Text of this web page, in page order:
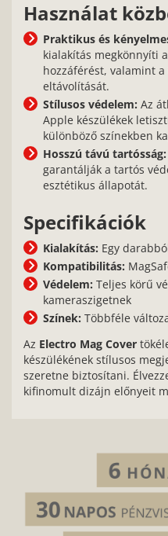
Használat
Praktikus és
kialakítás megkönnyíti
hozzáférést, valamint
eltávolítását.
Stílusos védelem: Az
Apple készülékek
különböző színekben
Hosszú távú tartósság:
garantálják a tartós
esztétikus állapotát.
Specifikációk
Kialakítás: Egy
Kompatibilitás:
Védelem: Teljes körű
kameraszigetnek
Színek: Többféle
Az Electro Mag Cover
készülékének stílusos
szeretne biztosítani.
kifinomult dizájn előnyeit